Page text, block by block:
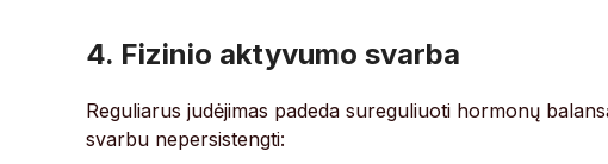
4. Fizinio aktyvumo svarba
Reguliarus judėjimas padeda sureguliuoti hormonų
svarbu nepersistengti: